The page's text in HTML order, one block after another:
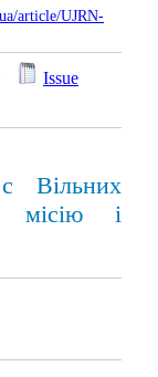
article/UJRN-
Issue
Вільних
місію і